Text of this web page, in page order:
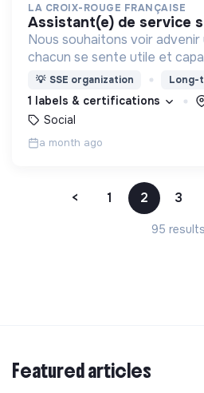
LA CROIX-ROUGE FRANÇAISE
assistant(e) de service
Nous souhaitons voir
chacun se sente utile et
nous proposons des
d’engagement innovants et
💡 SSE organization Long-
1 labels & certifications
Social
a month ago
< 1 2 3
95 results
Featured articles